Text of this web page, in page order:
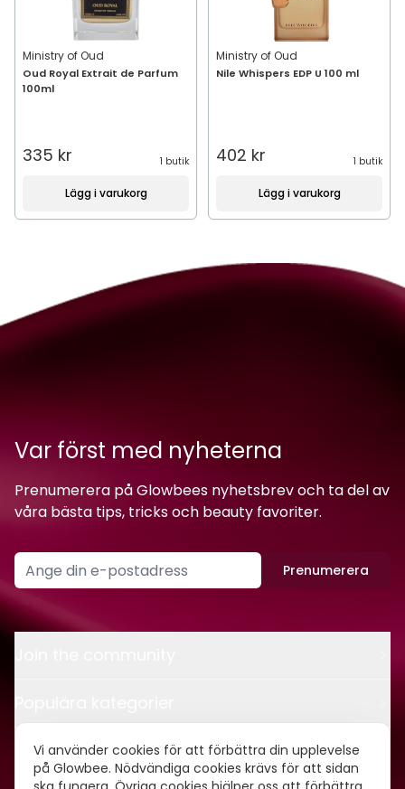
Vi använder cookies för att förbättra din upplevelse
på Glowbee. Nödvändiga cookies krävs för att sidan
Ministry of Oud
Oud Royal Extrait de Parfum
100ml
335 kr 1 butik
Lägg i varukorg
Ministry of Oud
Nile Whispers EDP U 100 ml
402 kr 1 butik
Lägg i varukorg
Var först med nyheterna
Prenumerera på Glowbees nyhetsbrev och ta del av
våra bästa tips, tricks och beauty favoriter.
Prenumerera
Kontakt